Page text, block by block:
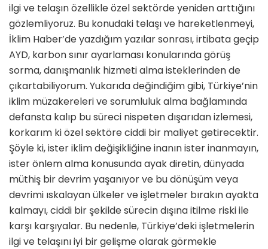
ilgi ve telaşın özellikle özel sektörde yeniden arttığını
gözlemliyoruz. Bu konudaki telaşı ve hareketlenmeyi,
İklim Haber’de yazdığım yazılar sonrası, irtibata geçip
AYD, karbon sınır ayarlaması konularında görüş
sorma, danışmanlık hizmeti alma isteklerinden de
çıkartabiliyorum. Yukarıda değindiğim gibi, Türkiye’nin
iklim müzakereleri ve sorumluluk alma bağlamında
defansta kalıp bu süreci nispeten dışarıdan izlemesi,
korkarım ki özel sektöre ciddi bir maliyet getirecektir.
Şöyle ki, ister iklim değişikliğine inanın ister inanmayın,
ister önlem alma konusunda ayak diretin, dünyada
müthiş bir devrim yaşanıyor ve bu dönüşüm veya
devrimi ıskalayan ülkeler ve işletmeler bırakın ayakta
kalmayı, ciddi bir şekilde sürecin dışına itilme riski ile
karşı karşıyalar. Bu nedenle, Türkiye’deki işletmelerin
ilgi ve telaşını iyi bir gelişme olarak görmekle